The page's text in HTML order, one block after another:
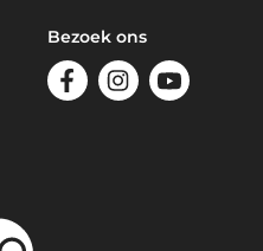
Bezoek ons